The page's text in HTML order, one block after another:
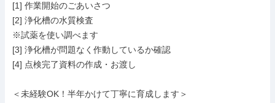
[1] 作業開始のごあいさつ
[2] 浄化槽の水質検査
※試薬を使い調べます
[3] 浄化槽が問題なく作動しているか確認
[4] 点検完了資料の作成・お渡し
＜未経験OK！半年かけて丁寧に育成します＞